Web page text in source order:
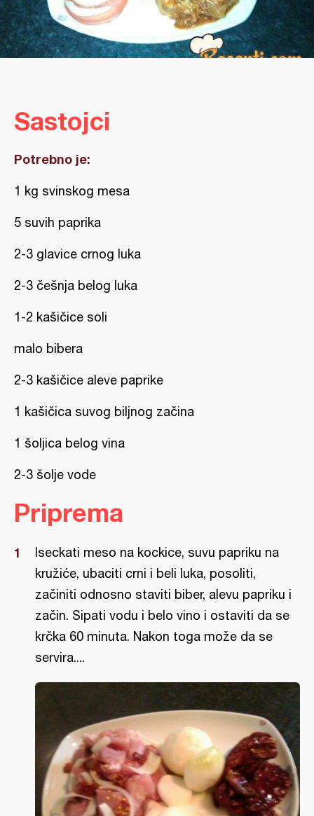
Sastojci
Potrebno je:
1 kg svinskog mesa
5 suvih paprika
2-3 glavice crnog luka
2-3 češnja belog luka
1-2 kašičice soli
malo bibera
2-3 kašičice aleve paprike
1 kašičica suvog biljnog začina
1 šoljica belog vina
2-3 šolje vode
Priprema
Iseckati meso na kockice, suvu papriku na
kružiće, ubaciti crni i beli luka, posoliti,
začiniti odnosno staviti biber, alevu papriku i
začin. Sipati vodu i belo vino i ostaviti da se
krčka 60 minuta. Nakon toga može da se
servira....